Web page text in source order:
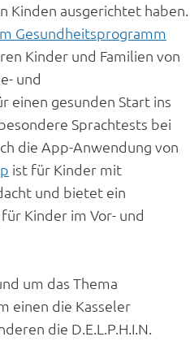
Kinden ausgerichtet haben.
Gesundheitsprogramm
Kinder und Familien von
und
einen gesunden Start ins
Sprachtests bei
die App-Anwendung von
ist für Kinder mit
und bietet ein
Kinder im Vor- und
um das Thema
einen die Kasseler
die D.E.L.P.H.I.N.